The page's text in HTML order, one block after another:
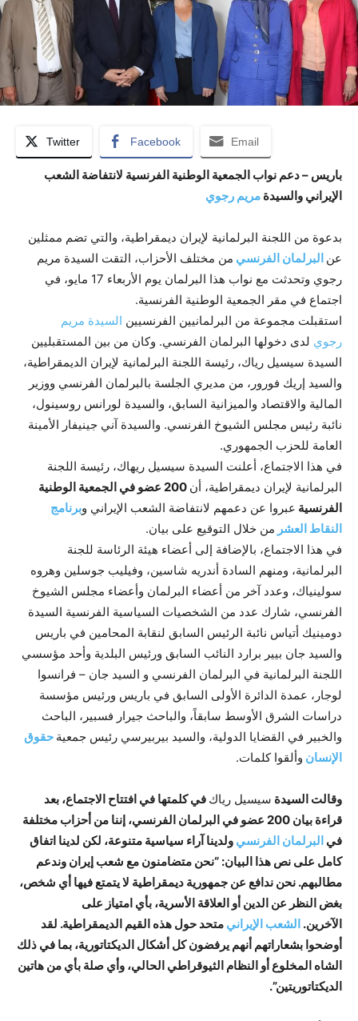
Twitter Facebook Email
باريس – دعم نواب الجمعية الوطنية الفرنسية لانتفاضة الشعب
الإيراني والسيدة مريم رجوي
بدعوة من اللجنة البرلمانية لإيران ديمقراطية، والتي تضم ممثلين
عن البرلمان الفرنسي من مختلف الأحزاب، التقت السيدة مريم
رجوي وتحدثت مع نواب هذا البرلمان يوم الأربعاء 17 مايو، في
اجتماع في مقر الجمعية الوطنية الفرنسية.
استقبلت مجموعة من البرلمانيين الفرنسيين السيدة مريم
رجوي لدى دخولها البرلمان الفرنسي. وكان من بين المستقبليين
السيدة سيسيل رياك، رئيسة اللجنة البرلمانية لإيران الديمقراطية،
والسيد إريك فورور، من مديري الجلسة بالبرلمان الفرنسي ووزير
المالية والاقتصاد والميزانية السابق، والسيدة لورانس روسينول،
نائبة رئيس مجلس الشيوخ الفرنسي. والسيدة آني جينيفار الأمينة
العامة للحزب الجمهوري.
في هذا الاجتماع، أعلنت السيدة سيسيل ريهاك، رئيسة اللجنة
البرلمانية لإيران ديمقراطية، أن
200 عضو في الجمعية الوطنية
الفرنسية عبروا عن دعمهم لانتفاضة الشعب الإيراني وبرنامج
النقاط العشر من خلال التوقيع على بيان.
في هذا الاجتماع، بالإضافة إلى أعضاء هيئة الرئاسة للجنة
البرلمانية، ومنهم السادة أندريه شاسين، وفيليب جوسلين وهروه
سولينياك، وعدد آخر من أعضاء البرلمان وأعضاء مجلس الشيوخ
الفرنسي، شارك عدد من الشخصيات السياسية الفرنسية السيدة
دومينيك أتياس نائبة الرئيس السابق لنقابة المحامين في باريس
والسيد جان بيير برارد النائب السابق ورئيس البلدية وأحد مؤسسي
اللجنة البرلمانية في البرلمان الفرنسي و السيد جان – فرانسوا
لوجار، عمدة الدائرة الأولى السابق في باريس ورئيس مؤسسة
دراسات الشرق الأوسط سابقاً، والباحث جيرار فسبير، الباحث
والخبير في القضايا الدولية، والسيد بيربيرسي رئيس جمعية حقوق
الإنسان وألقوا كلمات.
وقالت السيدة سيسيل رياك في كلمتها في افتتاح الاجتماع، بعد
قراءة بيان 200 عضو في البرلمان الفرنسي، إننا من أحزاب مختلفة
في البرلمان الفرنسي ولدينا آراء سياسية متنوعة، لكن لدينا اتفاق
كامل على نص هذا البيان: “نحن متضامنون مع شعب إيران وندعم
مطالبهم. نحن ندافع عن جمهورية ديمقراطية لا يتمتع فيها أي شخص،
بغض النظر عن الدين أو العلاقة الأسرية، بأي امتياز على
الآخرين. الشعب الإيراني متحد حول هذه القيم الديمقراطية. لقد
أوضحوا بشعاراتهم أنهم يرفضون كل أشكال الديكتاتورية، بما في ذلك
الشاه المخلوع أو النظام الثيوقراطي الحالي، وأي صلة بأي من هاتين
الديكتاتوريتين”.